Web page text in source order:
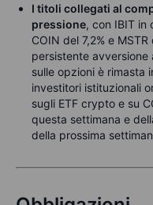
I titoli collegati al
pressione, con IBIT in
COIN del 7,2% e
persistente avversione
sulle opzioni è rimasta
investitori istituzionali
sugli ETF crypto e su
questa settimana e
della prossima